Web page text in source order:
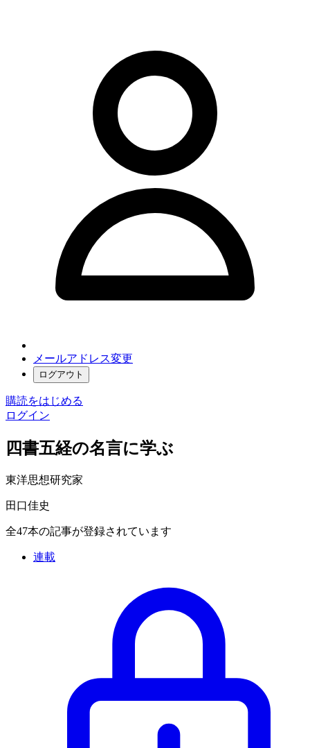
メールアドレス変更
ログアウト
購読をはじめる
ログイン
四書五経の名言に学ぶ
東洋思想研究家
田口佳史
全47本の記事が登録されています
連載